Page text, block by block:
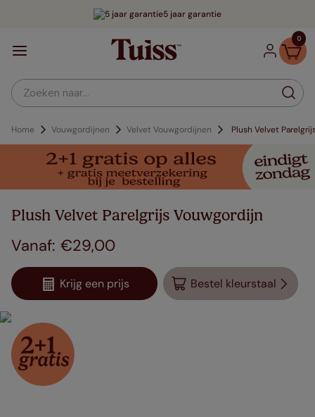
5 jaar garantie
0
Zoeken naar...
Home Vouwgordijnen Velvet Vouwgordijnen Plush Velvet
Plush Velvet Parelgrijs Vouwgordijn
€29,00
Krijg een prijs Bestel kleurstaal